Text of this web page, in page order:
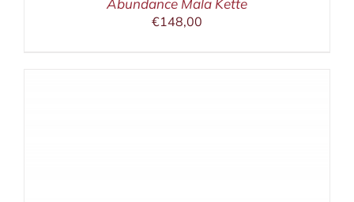
Abundance Mala Kette
€148,00